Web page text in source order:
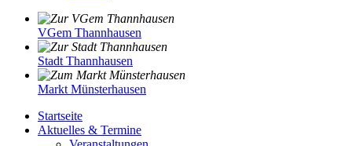
VGem Thannhausen
Stadt Thannhausen
Markt Münsterhausen
Startseite
Aktuelles & Termine